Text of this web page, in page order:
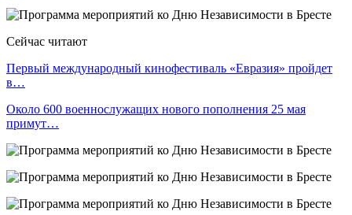
Сейчас читают
Первый международный кинофестиваль «Евразия» пройдет
в…
Около 600 военнослужащих нового пополнения 25 мая
примут…